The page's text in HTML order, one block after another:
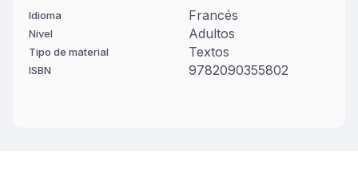
Idioma Francés
Nivel Adultos
Tipo de material Textos
ISBN 9782090355802